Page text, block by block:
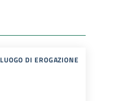
LUOGO DI EROGAZIONE